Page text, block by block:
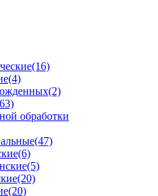
(16)
(4)
(2)
обработки
(47)
(6)
(5)
(20)
(20)